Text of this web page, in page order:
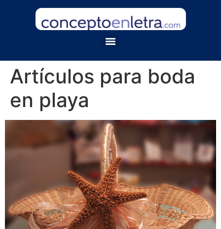
Artículos para boda
en playa